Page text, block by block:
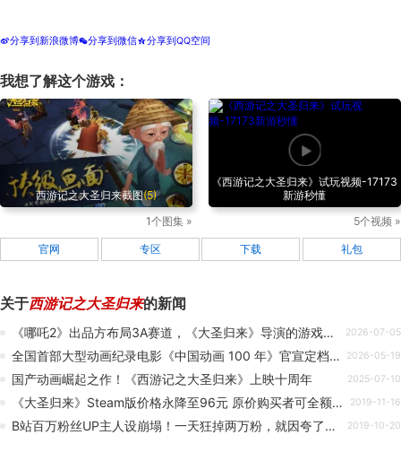
t分享到新浪微博w分享到微信z分享到QQ空间
我想了解这个游戏：
西游记之大圣归来截图(5)
1个图集 »
《西游记之大圣归来》试玩视频-17173
新游秒懂
5个视频 »
官网 专区 下载 礼包
关于西游记之大圣归来的新闻
《哪吒2》出品方布局3A赛道，《大圣归来》导演的游戏团队成型 2026-07-05
全国首部大型动画纪录电影《中国动画 100 年》官宣定档 6 月 1 日全国上映，回顾《大闹天宫》《宝莲灯》到《哪吒之魔童降世》的发展历程 2026-05-19
国产动画崛起之作！《西游记之大圣归来》上映十周年 2025-07-10
《大圣归来》Steam版价格永降至96元 原价购买者可全额退款 2019-11-16
B站百万粉丝UP主人设崩塌！一天狂掉两万粉，就因夸了这个游戏！ 2019-10-20